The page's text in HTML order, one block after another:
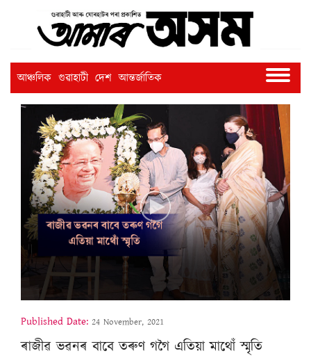
আঞ্চলিক গুৱাহাটী দেশ আন্তৰ্জাতিক
Published Date: 24 November, 2021
ৰাজীৱ ভৱনৰ বাবে তৰুণ গগৈ এতিয়া মাথোঁ স্মৃতি